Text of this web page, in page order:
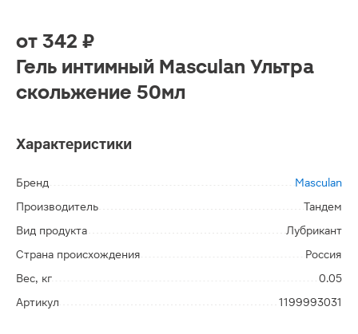
от 342 ₽
Гель интимный Masculan Ультра
скольжение 50мл
Характеристики
Бренд
Masculan
Производитель
Тандем
Вид продукта
Лубрикант
Страна происхождения
Россия
Вес, кг
0.05
Артикул
1199993031